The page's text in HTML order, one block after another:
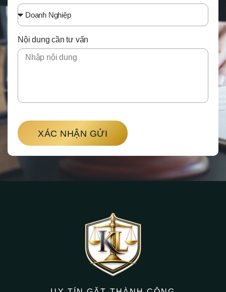
Nội dung cần tư vấn
XÁC NHẬN GỬI